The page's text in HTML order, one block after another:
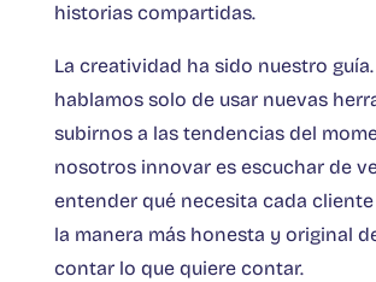
historias compartidas.
La creatividad ha sido nuestro guía.
hablamos solo de usar nuevas
subirnos a las tendencias del
nosotros innovar es escuchar de
entender qué necesita cada
la manera más honesta y original
contar lo que quiere contar.